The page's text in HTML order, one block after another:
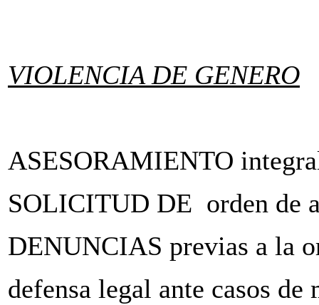
VIOLENCIA DE GENERO
ASESORAMIENTO
SOLICITUD DE orden de
DENUNCIAS previas a la
defensa legal ante casos de